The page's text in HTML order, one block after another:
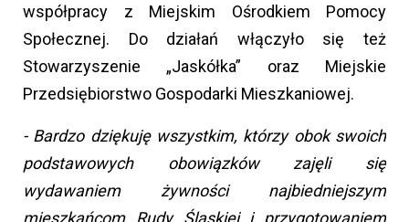
współpracy z Miejskim Ośrodkiem Pomocy
Społecznej. Do działań włączyło się też
Stowarzyszenie „Jaskółka” oraz Miejskie
Przedsiębiorstwo Gospodarki Mieszkaniowej.
- Bardzo dziękuję wszystkim, którzy obok swoich
podstawowych obowiązków zajęli się
wydawaniem żywności najbiedniejszym
mieszkańcom Rudy Śląskiej i przygotowaniem